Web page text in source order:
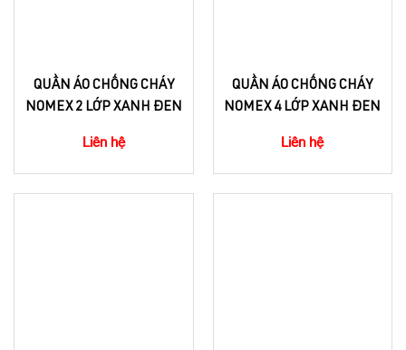
QUẦN ÁO CHỐNG CHÁY
NOMEX 2 LỚP XANH ĐEN
Liên hệ
QUẦN ÁO CHỐNG CHÁY
NOMEX 4 LỚP XANH ĐEN
Liên hệ